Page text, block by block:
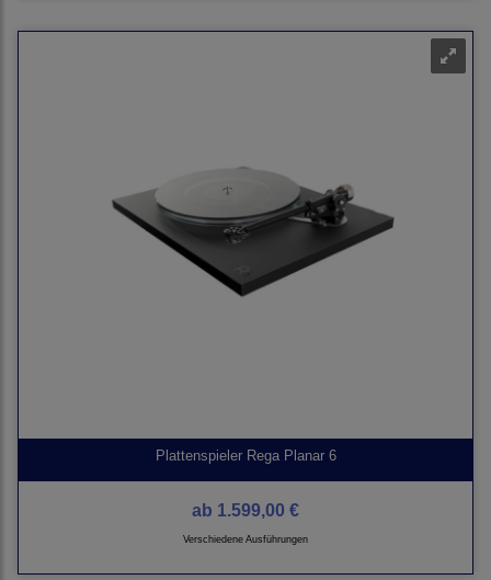
Plattenspieler Rega Planar 6
ab 1.599,00 €
Verschiedene Ausführungen